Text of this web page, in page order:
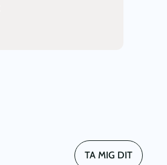
TA MIG DIT